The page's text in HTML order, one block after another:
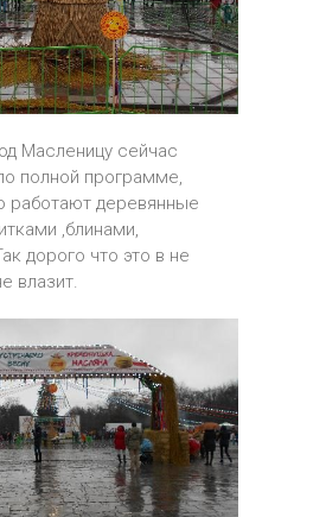
Масленицу сейчас
полной программе,
работают деревянные
,блинами,
дорого что это в не
влазит.